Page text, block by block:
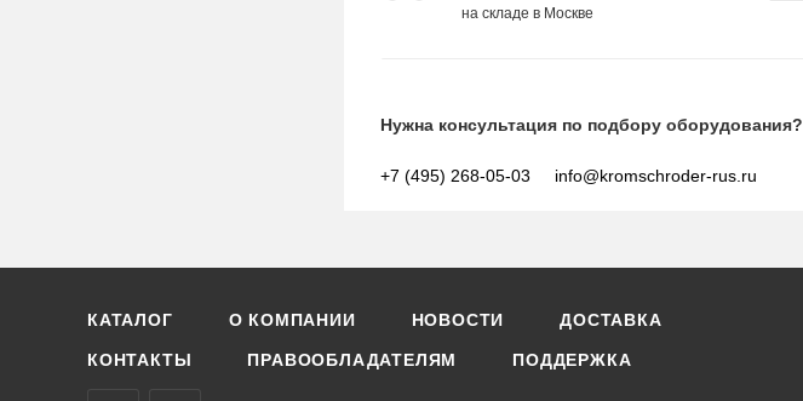
на складе в Москве
Нужна консультация по подбору оборудования?
+7 (495) 268-05-03 info@kromschroder-rus.ru
КАТАЛОГ О КОМПАНИИ НОВОСТИ ДОСТАВКА
КОНТАКТЫ ПРАВООБЛАДАТЕЛЯМ ПОДДЕРЖКА